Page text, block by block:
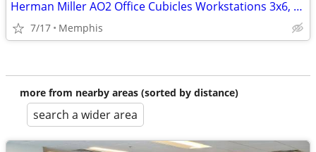
Herman Miller AO2 Office Cubicles Workstations 3x6, 5x5, 5x6, 6x6, 6x7, 6x8, 8x8
7/17 Memphis
more from nearby areas (sorted by distance)
search a wider area